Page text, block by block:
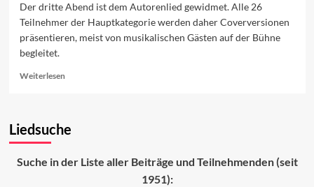
Der dritte Abend ist dem Autorenlied gewidmet. Alle 26
Teilnehmer der Hauptkategorie werden daher Coverversionen
präsentieren, meist von musikalischen Gästen auf der Bühne
begleitet.
WeiterlesenRead
Programm
Abends
Liedsuche
Suche in der Liste aller Beiträge und Teilnehmenden (seit
1951):